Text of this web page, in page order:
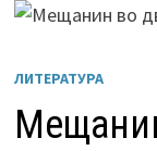
ЛИТЕРАТУРА